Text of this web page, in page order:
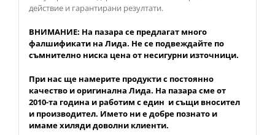
действие и гарантирани резултати.
ВНИМАНИЕ: На пазара се предлагат много
фалшификати на Лида. Не се подвеждайте по
съмнително ниска цена от несигурни източници.
При нас ще намерите продукти с постоянно
качество и оригинална Лида. На пазара сме от
2010-та година и работим с един и същи вносител
и производител. Името ни е добре познато и
имаме хиляди доволни клиенти.